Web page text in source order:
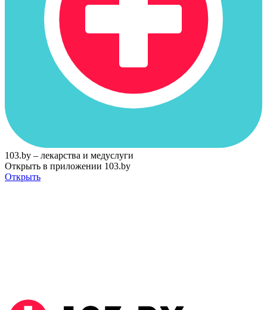
103.by – лекарства и медуслуги
Открыть в приложении 103.by
Открыть